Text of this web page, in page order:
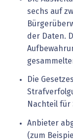
sechs auf
der Daten.
Die
Nachteil für
Anbieter
(zum